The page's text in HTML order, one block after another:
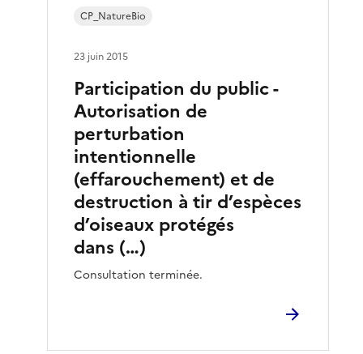
Participation du public -
Autorisation de
perturbation
intentionnelle
(effarouchement) et de
destruction à tir d’espèces
d’oiseaux protégés
dans (…)
Consultation terminée.
CP_NatureBio
23 juin 2015